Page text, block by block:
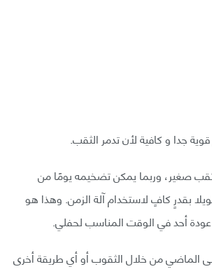
جدا و كافية لأن تدمر الثقب.
صغير، وربما يمكن تضخيمه يومًا من
بقدرٍ كافٍ لاستخدام آلة الزمن. وهذا هو
أحد في الوقت المناسب لحفلي.
الماضي من خلال الثقوب أو أي طريقة أخرى